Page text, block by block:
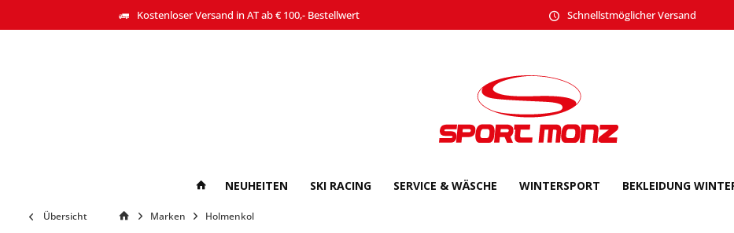
Kostenloser Versand in AT ab € 100,- Bestellwert Schnellstmöglicher Versand
NEUHEITEN SKI RACING SERVICE & WÄSCHE WINTERSPORT BEKLEIDUNG
Übersicht Marken Holmenkol